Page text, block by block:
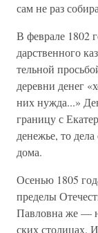
сам не раз
В феврале 1802
дарственного
тельной
деревни денег
них нужда...»
границу с
денежье, то
дома.
Осенью 1805
пределы
Павловна же —
ских столицах.